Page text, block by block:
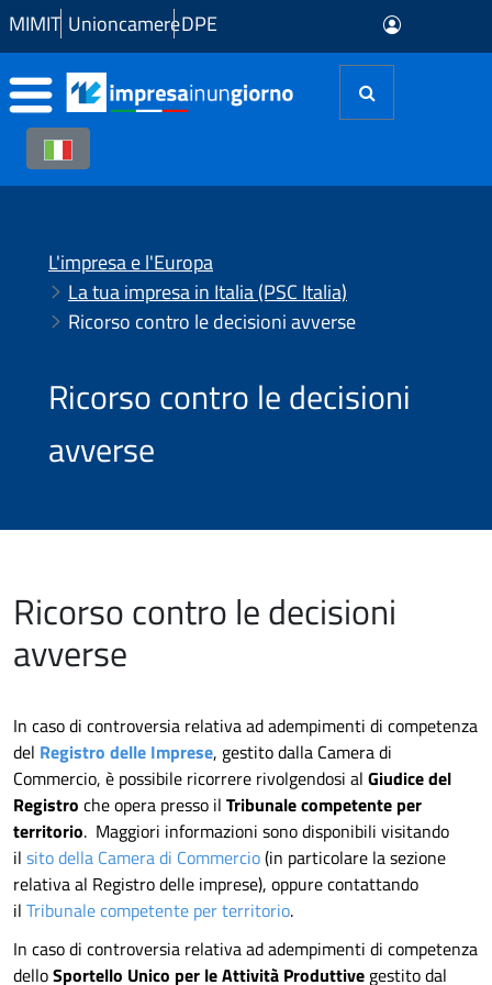
Skip to Main Content
MIMIT UnioncamereDPE
L'impresa e l'Europa
La tua impresa in Italia (PSC Italia)
Ricorso contro le decisioni avverse
Ricorso contro le decisioni
avverse
Ricorso contro le decisioni
avverse
In caso di controversia relativa ad adempimenti di competenza
del Registro delle Imprese, gestito dalla Camera di
Commercio, è possibile ricorrere rivolgendosi al Giudice del
Registro che opera presso il Tribunale competente per
territorio. Maggiori informazioni sono disponibili visitando
il sito della Camera di Commercio(in particolare la sezione
relativa al Registro delle imprese), oppure contattando
il Tribunale competente per territorio.
In caso di controversia relativa ad adempimenti di competenza
delloSportello Unico per le Attività Produttive gestito dal